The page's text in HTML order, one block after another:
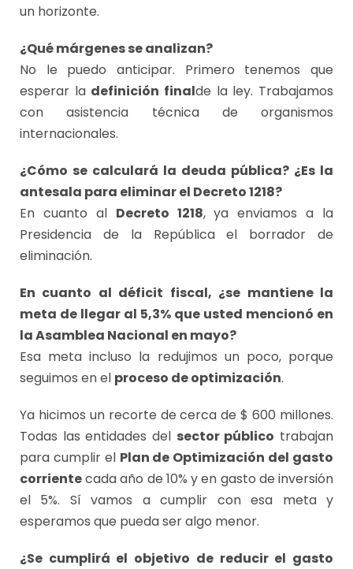
un horizonte.
¿Qué márgenes se analizan?
No le puedo anticipar. Primero tenemos que
esperar la definición finalde la ley. Trabajamos
con asistencia técnica de organismos
internacionales.
¿Cómo se calculará la deuda pública? ¿Es la
antesala para eliminar el Decreto 1218?
En cuanto al Decreto 1218, ya enviamos a la
Presidencia de la República el borrador de
eliminación.
En cuanto al déficit fiscal, ¿se mantiene la
meta de llegar al 5,3% que usted mencionó en
la Asamblea Nacional en mayo?
Esa meta incluso la redujimos un poco, porque
seguimos en el proceso de optimización.
Ya hicimos un recorte de cerca de $ 600 millones.
Todas las entidades del sector público trabajan
para cumplir el Plan de Optimización del gasto
corrientecada año de 10% y en gasto de inversión
el 5%. Sí vamos a cumplir con esa meta y
esperamos que pueda ser algo menor.
¿Se cumplirá el objetivo de reducir el gasto